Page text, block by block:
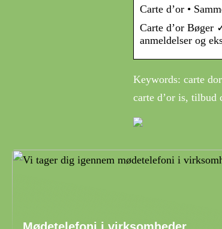
Carte d’or •
Carte d’or Bøger
anmeldelser og
Keywords: carte
carte d’or is, tilbud